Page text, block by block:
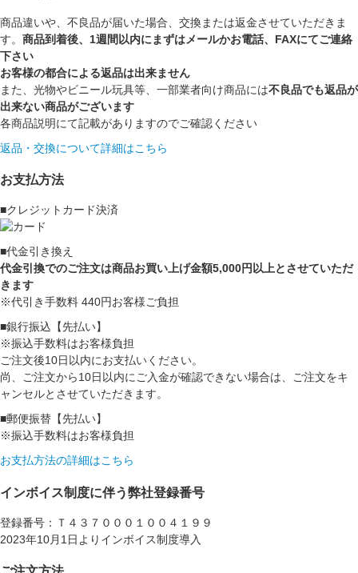
商品違いや、不良品が届いた場合、交換または返金させていただきま
す。 商品到着後、1週間以内にまずはメールかお電話、FAXにてご連絡
下さい
お客様の都合による返品は出来ません
また、光物やビニール玩具等、一部業者向け商品には不良品でも返品が
出来ない商品がございます
各商品説明にて記載がありますのでご確認ください
返品・交換について詳細はこちら
お支払方法
■クレジットカード決済
■代金引き換え
代金引換でのご注文は商品お買い上げ金額5,000円以上とさせていただ
きます
※代引き手数料 440円お客様ご負担
■銀行振込【先払い】
※振込手数料はお客様負担
ご注文後10日以内にお支払いください。
尚、ご注文から10日以内にご入金が確認できない場合は、ご注文をキ
ャンセルとさせていただきます。
■郵便振替【先払い】
※振込手数料はお客様負担
お支払方法の詳細はこちら
インボイス制度に伴う弊社登録番号
登録番号：Ｔ４３７０００１００４１９９
2023年10月1日よりインボイス制度導入